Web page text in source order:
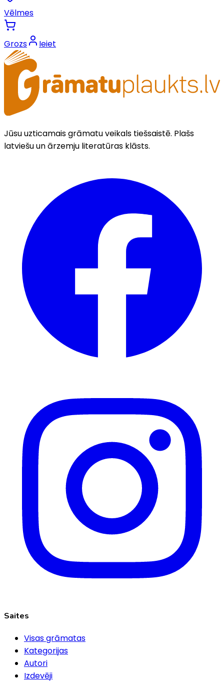
Vēlmes
Grozs Ieiet
Jūsu uzticamais grāmatu veikals tiešsaistē. Plašs
latviešu un ārzemju literatūras klāsts.
Saites
Visas grāmatas
Kategorijas
Autori
Izdevēji